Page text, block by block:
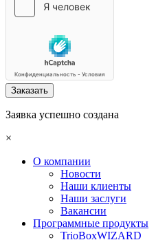
Заказать
Заявка успешно создана
×
О компании
Новости
Наши клиенты
Наши заслуги
Вакансии
Программные продукты
TrioBoxWIZARD